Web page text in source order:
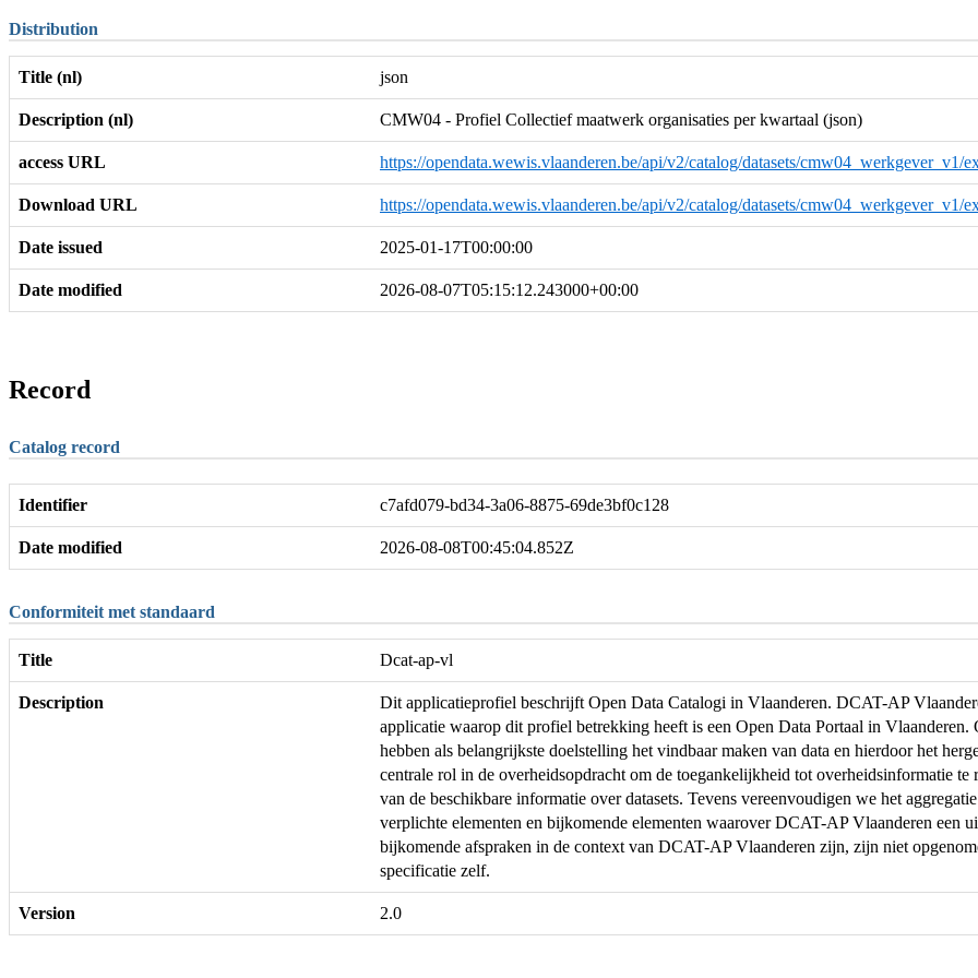
Distribution
Title (nl) json
Description (nl) CMW04 - Profiel Collectief maatwerk organisaties per kwartaal (json)
access URL https://opendata.wewis.vlaanderen.be/api/v2/catalog/datasets/cmw04_werkgever_v1/
Download URL https://opendata.wewis.vlaanderen.be/api/v2/catalog/datasets/cmw04_werkgever_v1/
Date issued 2025-01-17T00:00:00
Date modified 2026-08-07T05:15:12.243000+00:00
Record
Catalog record
Identifier c7afd079-bd34-3a06-8875-69de3bf0c128
Date modified 2026-08-08T00:45:04.852Z
Conformiteit met standaard
Title Dcat-ap-vl
Description
Dit applicatieprofiel beschrijft Open Data Catalogi in Vlaanderen. DCAT-AP
applicatie waarop dit profiel betrekking heeft is een Open Data Portaal in
hebben als belangrijkste doelstelling het vindbaar maken van data en hierdoor het
centrale rol in de overheidsopdracht om de toegankelijkheid tot overheidsinformatie
van de beschikbare informatie over datasets. Tevens vereenvoudigen we het
verplichte elementen en bijkomende elementen waarover DCAT-AP Vlaanderen een
bijkomende afspraken in de context van DCAT-AP Vlaanderen zijn, zijn niet
specificatie zelf.
Version 2.0